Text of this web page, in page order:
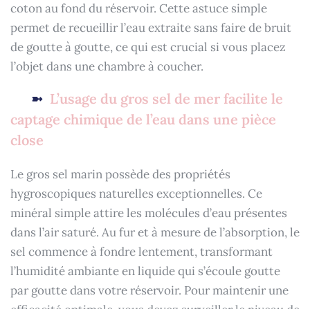
coton au fond du réservoir. Cette astuce simple
permet de recueillir l’eau extraite sans faire de bruit
de goutte à goutte, ce qui est crucial si vous placez
l’objet dans une chambre à coucher.
L’usage du gros sel de mer facilite le
captage chimique de l’eau dans une pièce
close
Le gros sel marin possède des propriétés
hygroscopiques naturelles exceptionnelles. Ce
minéral simple attire les molécules d’eau présentes
dans l’air saturé. Au fur et à mesure de l’absorption, le
sel commence à fondre lentement, transformant
l’humidité ambiante en liquide qui s’écoule goutte
par goutte dans votre réservoir. Pour maintenir une